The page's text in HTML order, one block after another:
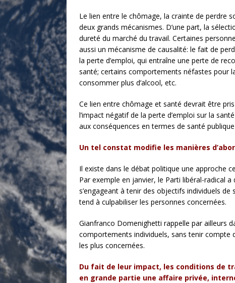
Le lien entre le chômage, la crainte de perdre
deux grands mécanismes. D’une part, la
dureté du marché du travail. Certaines
aussi un mécanisme de causalité: le fait de
la perte d’emploi, qui entraîne une perte de
santé; certains comportements néfastes pour
consommer plus d’alcool, etc.
Ce lien entre chômage et santé devrait être
l’impact négatif de la perte d’emploi sur la
aux conséquences en termes de santé
Un tel constat modifie les manières
Il existe dans le débat politique une approche
Par exemple en janvier, le Parti libéral-radical
s’engageant à tenir des objectifs individuels
tend à culpabiliser les personnes concernées.
Gianfranco Domenighetti rappelle par ailleurs
comportements individuels, sans tenir compte
les plus concernées.
Du fait de leur impact, les conditions de
en grande partie une affaire privée,